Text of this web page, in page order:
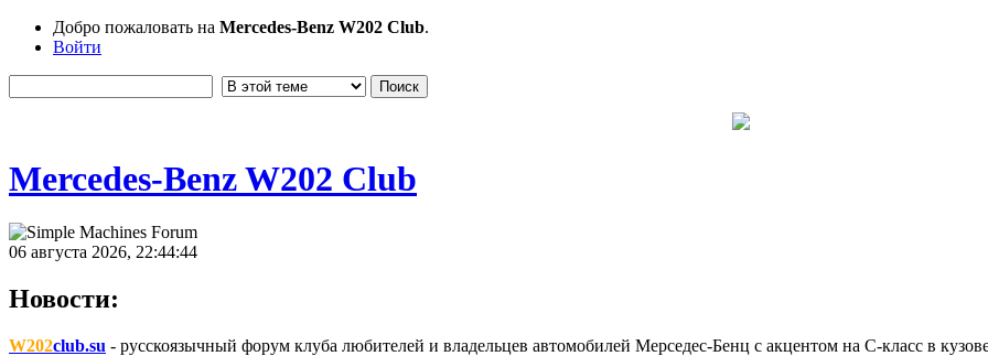
Добро пожаловать на Mercedes-Benz W202 Club.
Войти
Mercedes-Benz W202 Club
06 августа 2026, 22:44:44
Новости:
W202club.su - русскоязычный форум клуба любителей и владельцев автомобилей Мерседес-Бенц с акцентом на C-класс в